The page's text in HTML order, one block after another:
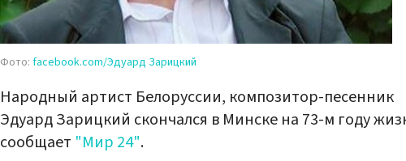
Фото: facebook.com/Эдуард Зарицкий
Народный артист Белоруссии, композитор-песенник
Эдуард Зарицкий скончался в Минске на 73-м году
сообщает "Мир 24".